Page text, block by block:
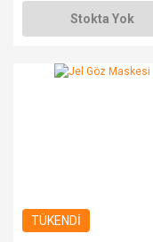
Stokta Yok
TÜKENDİ